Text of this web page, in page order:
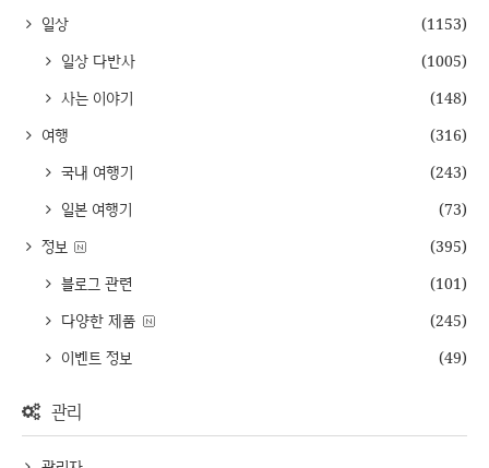
일상
(1153)
일상 다반사
(1005)
사는 이야기
(148)
여행
(316)
국내 여행기
(243)
일본 여행기
(73)
정보
(395)
블로그 관련
(101)
다양한 제품
(245)
이벤트 정보
(49)
관리